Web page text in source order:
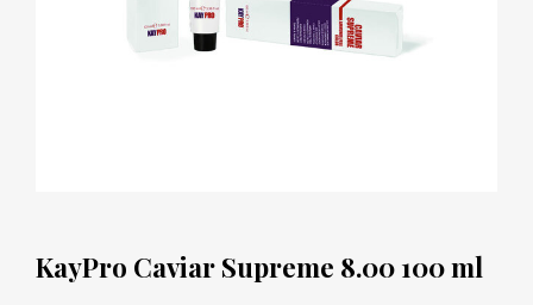
KayPro Caviar Supreme 8.00 100 ml